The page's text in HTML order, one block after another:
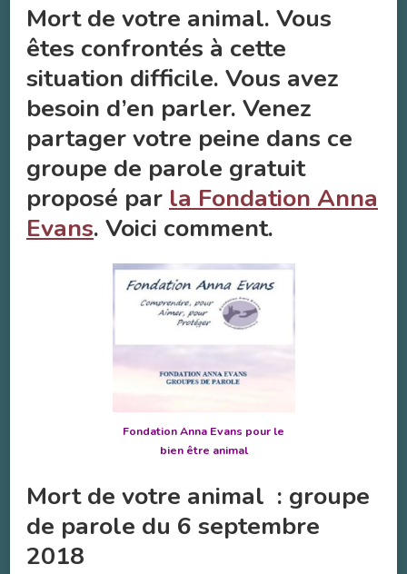
Mort de votre animal. Vous
êtes confrontés à cette
situation difficile. Vous avez
besoin d’en parler. Venez
partager votre peine dans ce
groupe de parole gratuit
proposé par la Fondation Anna
Evans. Voici comment.
Fondation Anna Evans pour le
bien être animal
Mort de votre animal : groupe
de parole du 6 septembre
2018